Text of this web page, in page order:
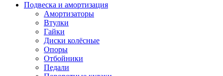
Подвеска и амортизация
Амортизаторы
Втулки
Гайки
Диски колёсные
Опоры
Отбойники
Педали